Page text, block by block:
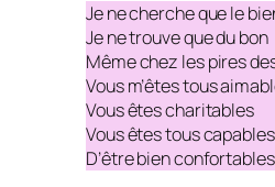
Je ne cherche que le
Je ne trouve que du bon
Même chez les pires
Vous m’êtes tous
Vous êtes charitables
Vous êtes tous capables
D’être bien confortables